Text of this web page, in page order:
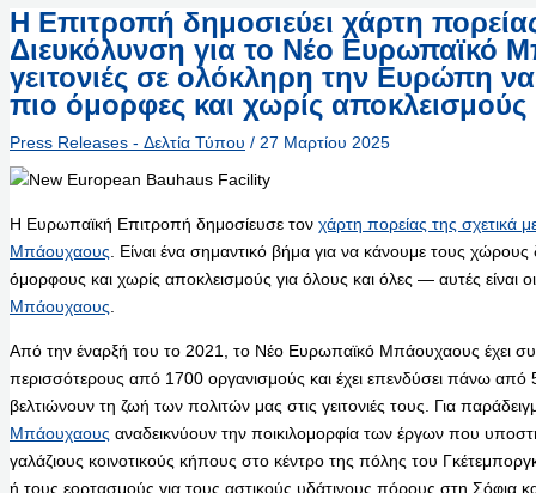
Η Επιτροπή δημοσιεύει χάρτη
Διευκόλυνση για το Νέο Ευρωπαϊκό
γειτονιές σε ολόκληρη την Ευρώπη
πιο όμορφες και χωρίς αποκλεισμούς
Press Releases - Δελτία Τύπου / 27 Μαρτίου 2025
Η Ευρωπαϊκή Επιτροπή δημοσίευσε τον χάρτη πορείας της σχετικά
Μπάουχαους . Είναι ένα σημαντικό βήμα για να κάνουμε τους
όμορφους και χωρίς αποκλεισμούς για όλους και όλες — αυτές είναι οι
Μπάουχαους
Από την έναρξή του το 2021, το Νέο Ευρωπαϊκό Μπάουχαους έχει
περισσότερους από 1700 οργανισμούς και έχει επενδύσει πάνω
βελτιώνουν τη ζωή των πολιτών μας στις γειτονιές τους. Για
Μπάουχαους αναδεικνύουν την ποικιλομορφία των έργων που
γαλάζιους κοινοτικούς κήπους στο κέντρο της πόλης του
ή τους εορτασμούς για τους αστικούς υδάτινους πόρους στη Σόφια